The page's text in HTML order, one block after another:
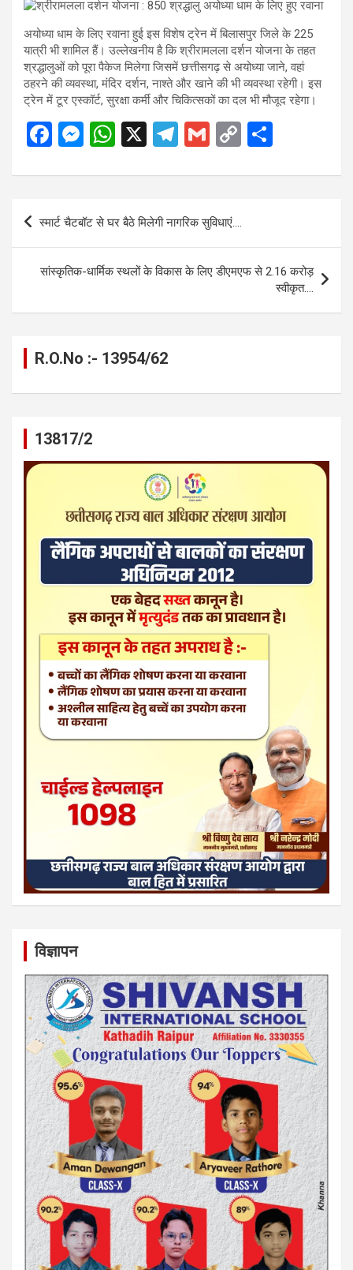
अयोध्या धाम के लिए रवाना हुई इस विशेष ट्रेन में बिलासपुर जिले के 225
यात्री भी शामिल हैं। उल्लेखनीय है कि श्रीरामलला दर्शन योजना के तहत
श्रद्धालुओं को पूरा पैकेज मिलेगा जिसमें छत्तीसगढ़ से अयोध्या जाने, वहां
ठहरने की व्यवस्था, मंदिर दर्शन, नाश्ते और खाने की भी व्यवस्था रहेगी। इस
ट्रेन में टूर एस्कॉर्ट, सुरक्षा कर्मी और चिकित्सकों का दल भी मौजूद रहेगा।
F
ce
b
o
o
k
M
se
n
g
er
W
at
s
A
p
p
X
T
e
gr
a
m
G
ail
C
py
k
ar
Post
स्मार्ट चैटबॉट से घर बैठे मिलेगी नागरिक सुविधाएं….
सांस्कृतिक-धार्मिक स्थलों के विकास के लिए डीएमएफ से 2.16 करोड़
स्वीकृत….
R.O.No :- 13954/62
13817/2
विज्ञापन